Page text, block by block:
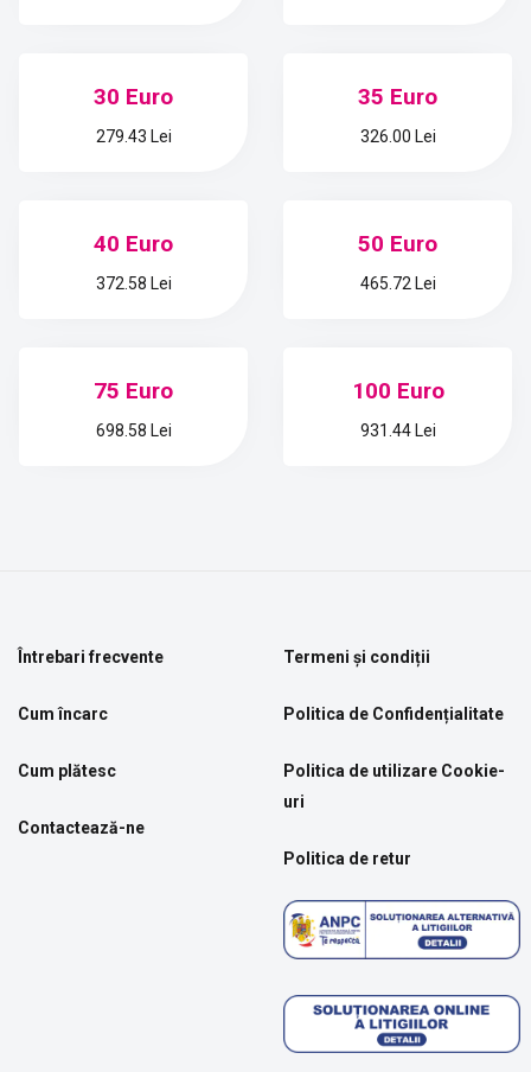
30 Euro
279.43 Lei
35 Euro
326.00 Lei
40 Euro
372.58 Lei
50 Euro
465.72 Lei
75 Euro
698.58 Lei
100 Euro
931.44 Lei
Întrebari frecvente
Cum încarc
Cum plătesc
Contactează-ne
Termeni și condiții
Politica de Confidențialitate
Politica de utilizare Cookie-
uri
Politica de retur